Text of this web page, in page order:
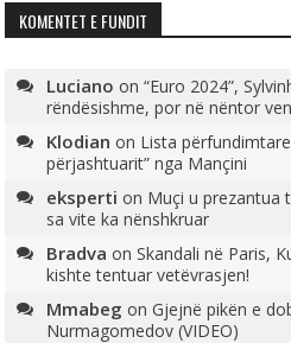
KOMENTET E FUNDIT
Luciano on“Euro 2024”,
rëndësishme, por në nëntor
Klodian on Lista
përjashtuarit” nga Mançini
eksperti on Muçi u prezantua
sa vite ka nënshkruar
Bradva onSkandali në Paris,
kishte tentuar vetëvrasjen!
Mmabeg onGjejnë pikën e
Nurmagomedov (VIDEO)